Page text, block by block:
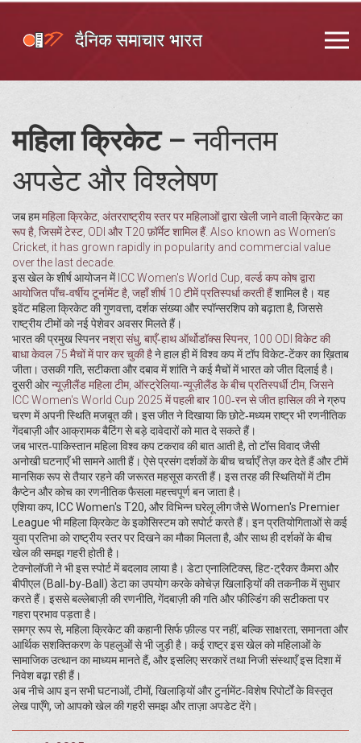
महिला क्रिकेट– नवीनतम
अपडेट और विश्लेषण
जब हममहिला क्रिकेट अंतरराष्ट्रीय स्तर पर महिलाओं द्वारा खेली जाने वाली क्रिकेट का
रूप है, जिसमें टेस्ट, ODI और T20 फ़ॉर्मेट शामिल हैं. Also known as Women’s
Cricket , it has grown rapidly in popularity and commercial value
over the last decade.
इस खेल के शीर्ष आयोजन में ICC Women's World Cup वर्ल्ड कप कोष द्वारा
आयोजित पाँच‑वर्षीय टूर्नामेंट है, जहाँ शीर्ष 10 टीमें प्रतिस्पर्धा करती हैंशामिल है। यह
इवेंट महिला क्रिकेट की गुणवत्ता, दर्शक संख्या और स्पॉन्सरशिप को बढ़ाता है, जिससे
राष्ट्रीय टीमों को नई पेशेवर अवसर मिलते हैं।
भारत की प्रमुख स्पिनरनश्रा संधु, बाएँ‑हाथ ऑर्थोडॉक्स स्पिनर, 100 ODI विकेट की
बाधा केवल 75 मैचों में पार कर चुकी हैने हाल ही में विश्व कप में टॉप विकेट‑टेंकर का ख़िताब
जीता। उसकी गति, सटीकता और दबाव में शांति ने कई मैचों में भारत को जीत दिलाई है।
दूसरी ओरन्यूज़ीलैंड महिला टीम, ऑस्ट्रेलिया‑न्यूज़ीलैंड के बीच प्रतिस्पर्धी टीम, जिसने
ICC Women's World Cup 2025 में पहली बार 100‑रन से जीत हासिल कीने ग्रुप
चरण में अपनी स्थिति मजबूत की। इस जीत ने दिखाया कि छोटे‑मध्यम राष्ट्र भी रणनीतिक
गेंदबाज़ी और आक्रामक बैटिंग से बड़े दावेदारों को मात दे सकते हैं।
जब भारत‑पाकिस्तान महिला विश्व कप टकराव की बात आती है, तो टॉस विवाद जैसी
अनोखी घटनाएँ भी सामने आती हैं। ऐसे प्रसंग दर्शकों के बीच चर्चाएँ तेज़ कर देते हैं और टीमें
मानसिक रूप से तैयार रहने की जरूरत महसूस करती हैं। इस तरह की स्थितियों में टीम
कैप्टेन और कोच का रणनीतिक फैसला महत्त्वपूर्ण बन जाता है।
एशिया कप, ICC Women's T20, और विभिन्न घरेलू लीग जैसे Women's Premier
League भी महिला क्रिकेट के इकोसिस्टम को सपोर्ट करते हैं। इन प्रतियोगिताओं से कई
युवा प्रतिभा को राष्ट्रीय स्तर पर दिखने का मौका मिलता है, और साथ ही दर्शकों के बीच
खेल की समझ गहरी होती है।
टेक्नोलॉजी ने भी इस स्पोर्ट में बदलाव लाया है। डेटा एनालिटिक्स, हिट-ट्रैकर कैमरा और
बीपीएल (Ball‑by‑Ball) डेटा का उपयोग करके कोचेज़ खिलाड़ियों की तकनीक में सुधार
करते हैं। इससे बल्लेबाज़ी की रणनीति, गेंदबाज़ी की गति और फील्डिंग की सटीकता पर
गहरा प्रभाव पड़ता है।
समग्र रूप से, महिला क्रिकेट की कहानी सिर्फ फ़ील्ड पर नहीं, बल्कि साक्षरता, समानता और
आर्थिक सशक्तिकरण के पहलुओं से भी जुड़ी है। कई राष्ट्र इस खेल को महिलाओं के
सामाजिक उत्थान का माध्यम मानते हैं, और इसलिए सरकारें तथा निजी संस्थाएँ इस दिशा में
निवेश बढ़ा रही हैं।
अब नीचे आप इन सभी घटनाओं, टीमों, खिलाड़ियों और टुर्नामेंट‑विशेष रिपोर्टों के विस्तृत
लेख पाएँगे, जो आपको खेल की गहरी समझ और ताज़ा अपडेट देंगे।